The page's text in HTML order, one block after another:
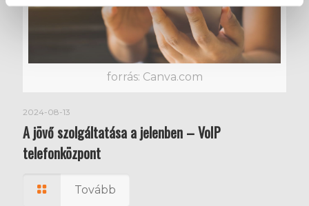
forrás: Canva.com
2024-08-13
A jövő szolgáltatása a jelenben – VoIP
telefonközpont
Tovább